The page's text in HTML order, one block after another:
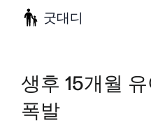
굿대디
생후 15개월
폭발